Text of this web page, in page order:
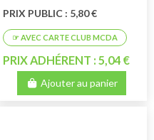
PRIX PUBLIC : 5,80 €
PRIX ADHÉRENT : 5,04 €
Ajouter au panier